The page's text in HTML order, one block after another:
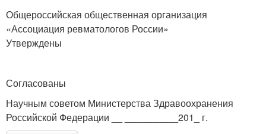
Общероссийская общественная организация
«Ассоциация ревматологов России»
Утверждены
Согласованы
Научным советом Министерства Здравоохранения
Российской Федерации __ __________201_ г.